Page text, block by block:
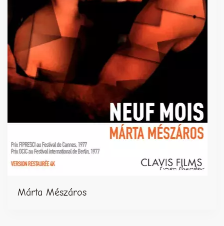
Márta Mészáros